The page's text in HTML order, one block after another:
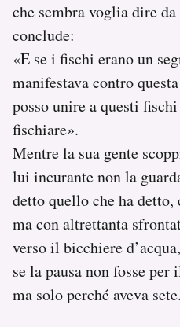
che sembra voglia dire
conclude:
«E se i fischi erano un
manifestava contro
posso unire a questi
fischiare».
Mentre la sua gente
lui incurante non la
detto quello che ha detto,
ma con altrettanta
verso il bicchiere
se la pausa non fosse
ma solo perché aveva sete.